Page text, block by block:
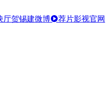
厅贺锡建微博
荐片影视官网